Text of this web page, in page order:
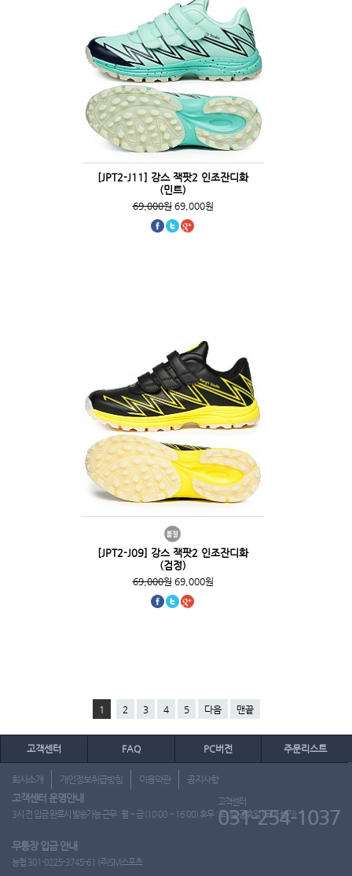
[JPT2-J11] 강스 잭팟2 인조잔디화
(민트)
69,000원69,000원
[JPT2-J09] 강스 잭팟2 인조잔디화
(검정)
69,000원69,000원
1 2 3 4 5 다음 맨끝
고객센터 FAQ PC버전 주문리스트
회사소개 개인정보취급방침 이용약관 공지사항
고객센터 운영안내
3시 전 입금 완료시 발송가능 근무 : 월 ~ 금 (10:00 ~ 16:00) 휴무 : 토, 일, 공휴일 (도매 불가)
고객센터
031-254-1037
무통장 입금 안내
농협 301-0225-3745-61 (주)SM스포츠